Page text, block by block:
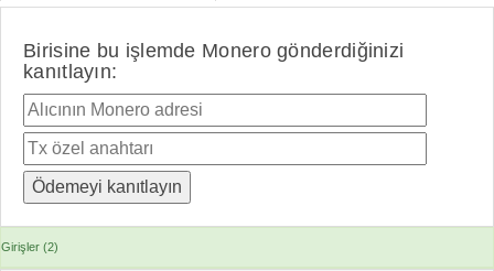
Birisine bu işlemde Monero gönderdiğinizi
kanıtlayın:
Girişler (2)